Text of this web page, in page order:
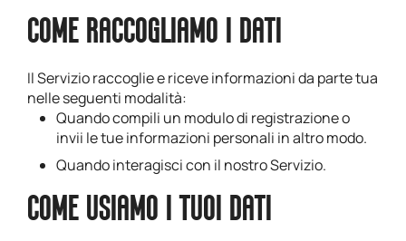
COME RACCOGLIAMO I DATI
Il Servizio raccoglie e riceve informazioni da parte tua
nelle seguenti modalità:
Quando compili un modulo di registrazione o
invii le tue informazioni personali in altro modo.
Quando interagisci con il nostro Servizio.
COME USIAMO I TUOI DATI